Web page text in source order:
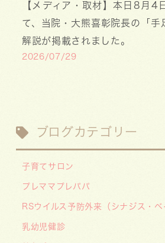
【メディア・取材】本日8月4
て、当院・大熊喜彰院長の「手
解説が掲載されました。
2026/07/29
2026/07/13
【お知らせ】川崎市の「麻しん
2026/07/07
【デジタル診察券に移行します
2026/06/16
ブログカテゴリー
子育てサロン
プレママプレパパ
RSウイルス予防外来（シナジス・ベ
乳幼児健診